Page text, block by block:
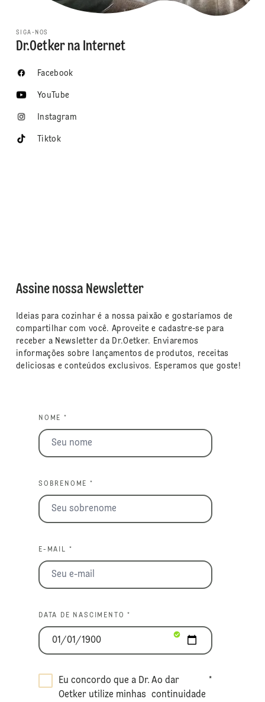
SIGA-NOS
Dr.Oetker na Internet
Facebook
YouTube
Instagram
Tiktok
Assine nossa Newsletter
Ideias para cozinhar é a nossa paixão e gostaríamos de
compartilhar com você. Aproveite e cadastre-se para
receber a Newsletter da Dr.Oetker. Enviaremos
informações sobre lançamentos de produtos, receitas
deliciosas e conteúdos exclusivos. Esperamos que goste!
NOME *
SOBRENOME *
E-MAIL *
DATA DE NASCIMENTO *
Eu concordo que a Dr.
Oetker utilize minhas
Ao dar
continuidade
*